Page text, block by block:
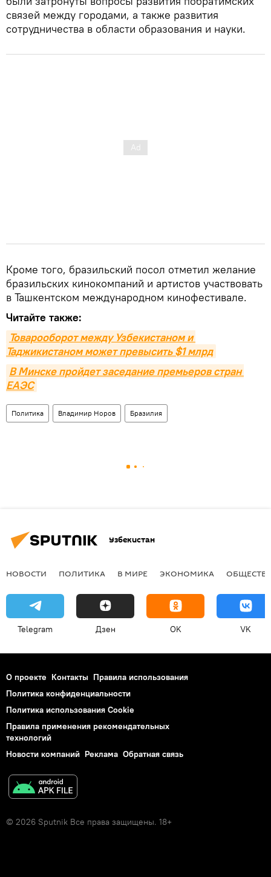
связей между городами, а также развития
сотрудничества в области образования и науки.
Кроме того, бразильский посол отметил желание
бразильских кинокомпаний и артистов участвовать
в Ташкентском международном кинофестивале.
Читайте также:
Товарооборот между Узбекистаном и
Таджикистаном может превысить $1 млрд
В Минске пройдет заседание премьеров стран
ЕАЭС
Политика Владимир Норов Бразилия
Узбекистан
НОВОСТИ ПОЛИТИКА В МИРЕ ЭКОНОМИКА
Telegram Дзен OK VK
О проекте Контакты Правила использования
Политика конфиденциальности
Политика использования Cookie
Правила применения рекомендательных
технологий
Новости компаний Реклама Обратная связь
© 2026 Sputnik Все права защищены. 18+